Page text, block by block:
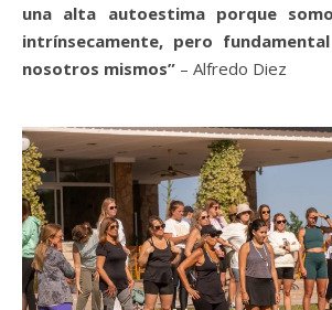
una alta autoestima porque
intrínsecamente, pero fundamental
nosotros mismos” – Alfredo Diez